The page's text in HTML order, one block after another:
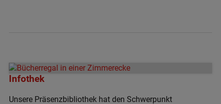
Infothek
Unsere Präsenzbibliothek hat den Schwerpunkt